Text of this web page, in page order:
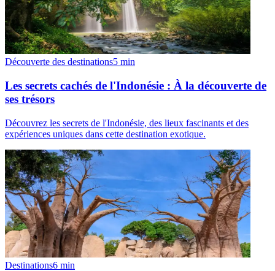
Découverte des destinations5 min
Les secrets cachés de l'Indonésie : À la découverte de
ses trésors
Découvrez les secrets de l'Indonésie, des lieux fascinants et des
expériences uniques dans cette destination exotique.
Destinations6 min